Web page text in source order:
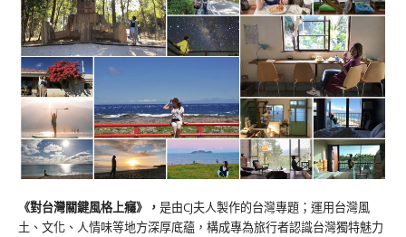
《對台灣關鍵風格上癮》 ， 是由CJ夫人製作的台灣專題；運用台灣風
土、文化、人情味等地方深厚底蘊，構成專為旅行者認識台灣獨特魅力